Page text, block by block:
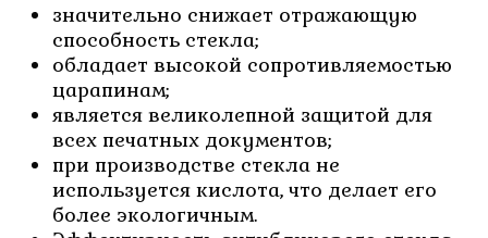
значительно снижает отражающую
способность стекла;
обладает высокой сопротивляемостью
царапинам;
является великолепной защитой для
всех печатных документов;
при производстве стекла не
используется кислота, что делает его
более экологичным.